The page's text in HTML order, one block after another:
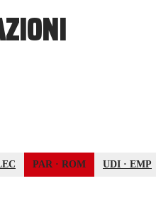
PAR · ROM UDI · EMP